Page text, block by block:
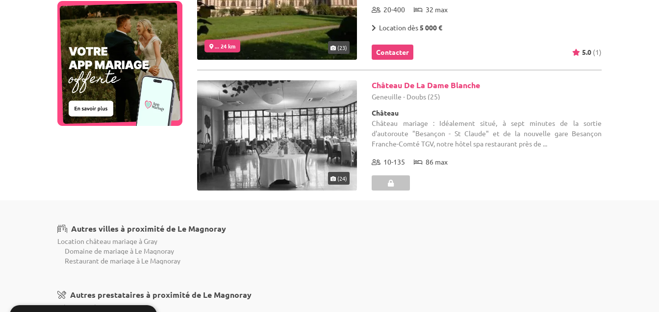
... 24 km (23)
20-400 32 max
Location dès5 000 €
Contacter 5.0 (1)
(24)
Château De La Dame Blanche
Geneuille - Doubs (25)
Château
Château mariage : Idéalement situé, à sept minutes de la sortie
d'autoroute "Besançon - St Claude" et de la nouvelle gare Besançon
Franche-Comté TGV, notre hôtel spa restaurant près de ...
10-135 86 max
Autres villes à proximité de Le Magnoray
Location château mariage à Gray
Domaine de mariage à Le Magnoray
Restaurant de mariage à Le Magnoray
Autres prestataires à proximité de Le Magnoray
Décoration à Le Magnoray